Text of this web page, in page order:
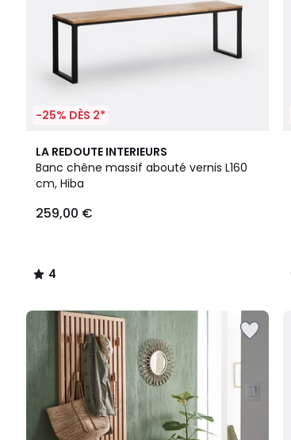
-25% DÈS 2*
LA REDOUTE INTERIEURS
Banc chêne massif abouté vernis L160
cm, Hiba
259,00 €
4
/
5
4
/